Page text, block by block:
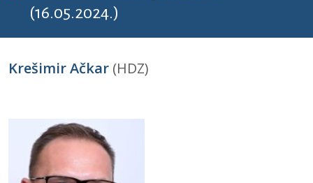
(16.05.2024.)
Krešimir Ačkar (HDZ)